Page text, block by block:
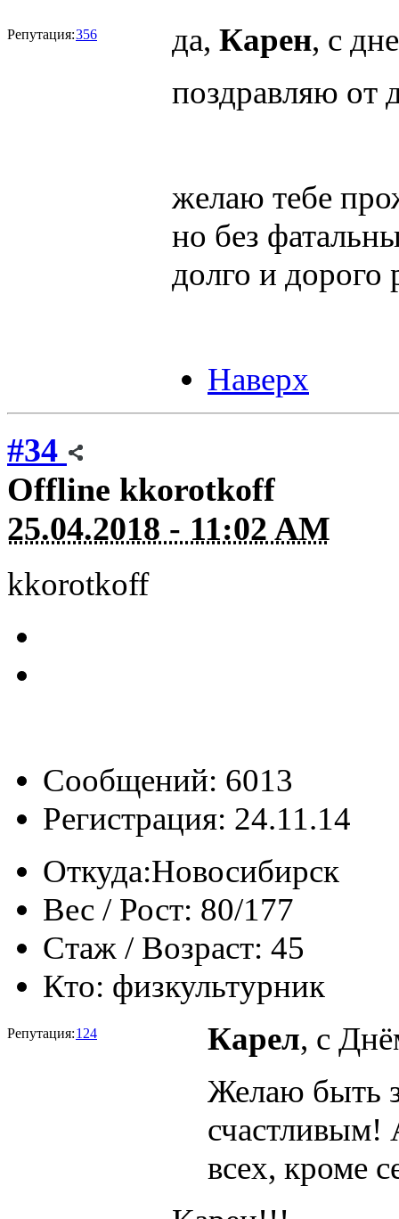
Репутация:356 да, Карен, с
поздравляю от
желаю тебе
но без
долго и дорого
Наверх
#34
Offline kkorotkoff
25.04.2018 - 11:02 AM
kkorotkoff
Сообщений: 6013
Регистрация: 24.11.14
Откуда:Новосибирск
Вес / Рост: 80/177
Стаж / Возраст: 45
Кто: физкультурник
Репутация:124 Карел, с
Желаю быть
счастливым!
всех, кроме